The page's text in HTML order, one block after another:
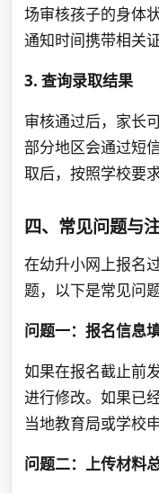
场审核孩子的身体
通知时间携带相关
3. 查询录取结果
审核通过后，家长
部分地区会通过短
取后，按照学校要
四、常见问题与
在幼升小网上报名
题，以下是常见问
问题一：报名信息
如果在报名截止前
进行修改。如果已
当地教育局或学校
问题二：上传材料